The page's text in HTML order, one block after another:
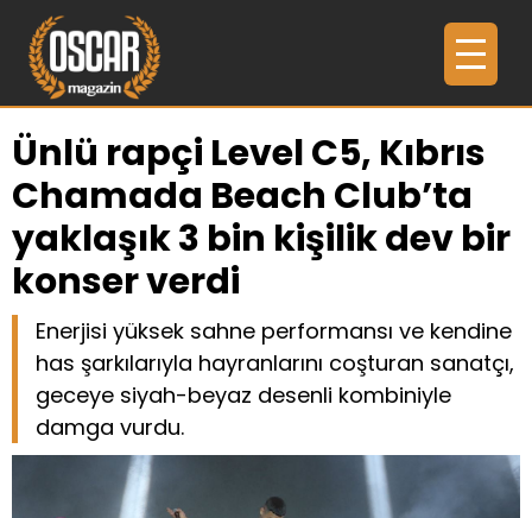
Ünlü rapçi Level C5, Kıbrıs
Chamada Beach Club’ta
yaklaşık 3 bin kişilik dev bir
konser verdi
Enerjisi yüksek sahne performansı ve kendine
has şarkılarıyla hayranlarını coşturan sanatçı,
geceye siyah-beyaz desenli kombiniyle
damga vurdu.